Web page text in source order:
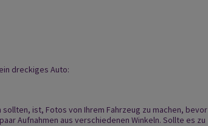
dreckiges Auto:
ist, Fotos von Ihrem Fahrzeug zu machen, bevor
Aufnahmen aus verschiedenen Winkeln. Sollte es zu